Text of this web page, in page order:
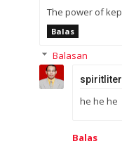
The power of
Balas
Balasan
he he he
Balas